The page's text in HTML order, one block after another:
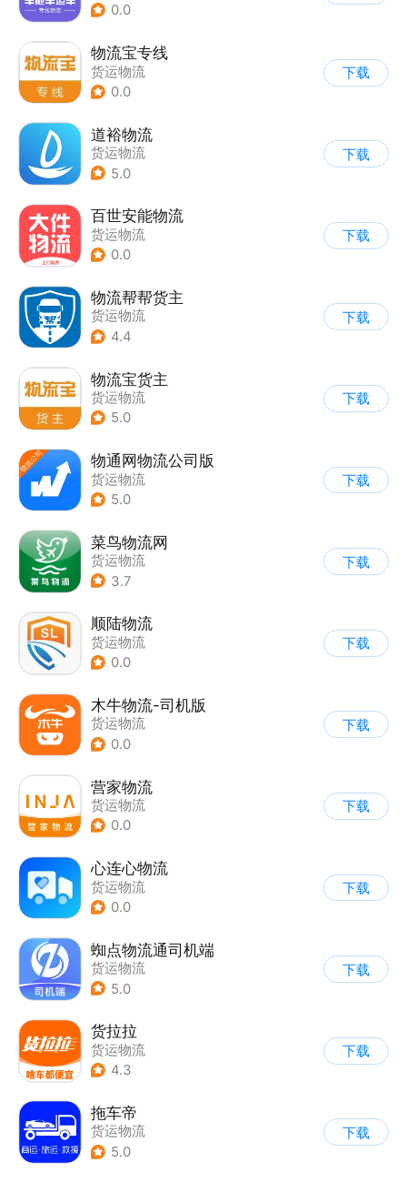
0.0
物流宝专线
货运物流
0.0
下载
道裕物流
货运物流
5.0
下载
百世安能物流
货运物流
0.0
下载
物流帮帮货主
货运物流
4.4
下载
物流宝货主
货运物流
5.0
下载
物通网物流公司版
货运物流
5.0
下载
菜鸟物流网
货运物流
3.7
下载
顺陆物流
货运物流
0.0
下载
木牛物流-司机版
货运物流
0.0
下载
营家物流
货运物流
0.0
下载
心连心物流
货运物流
0.0
下载
蜘点物流通司机端
货运物流
5.0
下载
货拉拉
货运物流
4.3
下载
拖车帝
货运物流
5.0
下载